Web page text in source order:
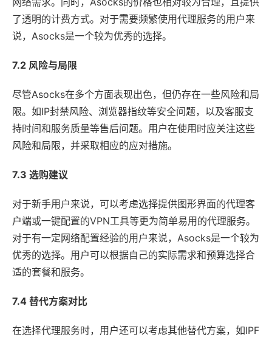
了透明的计费方式。对于需要频繁使用代理服务的用户来
说，Asocks是一个较为优秀的选择。
7.2 风险与局限
尽管Asocks在多个方面表现出色，但仍存在一些风险和局
限。如IP封禁风险、浏览器指纹等安全问题，以及客服支
持时间和服务质量等售后问题。用户在使用时应关注这些
风险和局限，并采取相应的应对措施。
7.3 选购建议
对于新手用户来说，可以考虑选择提供图形界面的代理客
户端或一键配置的VPN工具等更为简单易用的代理服务。
对于有一定网络配置经验的用户来说，Asocks是一个较为
优秀的选择。用户可以根据自己的实际需求和预算选择合
适的套餐和服务。
7.4 替代方案对比
在选择代理服务时，用户还可以考虑其他替代方案，如IPF